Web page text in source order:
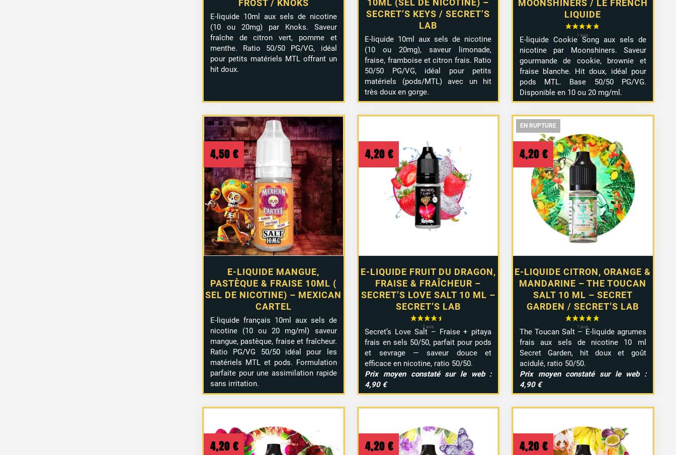
FROST / KNOKS
E-liquide 10ml aux sels de nicotine
(10 ou 20mg) par Knoks. Saveur
fraîche de citron vert, pomme et
menthe. Ratio 50/50 PG/VG, idéal
pour petits matériels MTL offrant un
hit doux.
10ML (SEL DE NICOTINE) –
SECRET’S KEYS / SECRET’S
LAB
E-liquide 10ml aux sels de nicotine
(10 ou 20mg), saveur limonade,
fraise, framboise et citron frais. Ratio
50/50 PG/VG, idéal pour petits
matériels (pods/MTL) avec un hit
très doux en gorge.
MOONSHINERS / LE FRENCH
LIQUIDE
E-liquide Cookie Song aux sels de
nicotine par Moonshiners. Saveur
gourmande de cookie, brownie et
fraise blanche. Hit doux, idéal pour
pods MTL. Base 50/50 PG/VG.
Disponible en 10 ou 20 mg/ml.
E-LIQUIDE MANGUE,
PASTÈQUE & FRAISE 10ML (
SEL DE NICOTINE) – MEXICAN
CARTEL
4,50 €
E-liquide français 10ml aux sels de
nicotine (10 ou 20 mg/ml) saveur
mangue, pastèque, fraise et fraîcheur.
Ratio PG/VG 50/50 idéal pour les
matériels MTL et pods. Formulation
parfaite pour une assimilation rapide
sans irritation.
E-LIQUIDE FRUIT DU DRAGON,
FRAISE & FRAÎCHEUR –
SECRET’S LOVE SALT 10 ML –
SECRET’S LAB
4,20 €
Secret’s Love Salt – Fraise + pitaya
frais en sels 50/50, parfait pour pods
et sevrage — saveur douce et
efficace en nicotine, ratio 50/50.
Prix moyen constaté sur le web :
4,90 €
EN RUPTURE
EN RUPTURE
E-LIQUIDE CITRON, ORANGE &
MANDARINE – THE TOUCAN
SALT 10 ML – SECRET
GARDEN / SECRET’S LAB
4,20€
The Toucan Salt – E-liquide agrumes
frais aux sels de nicotine 10 ml
Secret Garden, hit doux et goût
acidulé, ratio 50/50.
Prix moyen constaté sur le web :
4,90 €
EN RUPTURE
4,20 € 4,20 € 4,20€